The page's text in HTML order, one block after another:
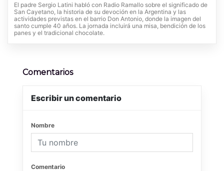
El padre Sergio Latini habló con Radio Ramallo sobre el significado de
San Cayetano, la historia de su devoción en la Argentina y las
actividades previstas en el barrio Don Antonio, donde la imagen del
santo cumple 40 años. La jornada incluirá una misa, bendición de los
panes y el tradicional chocolate.
Comentarios
Escribir un comentario
Nombre
Comentario